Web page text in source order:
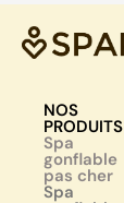
NOS
PRODUITS
Spa
gonflable
pas cher
Spa